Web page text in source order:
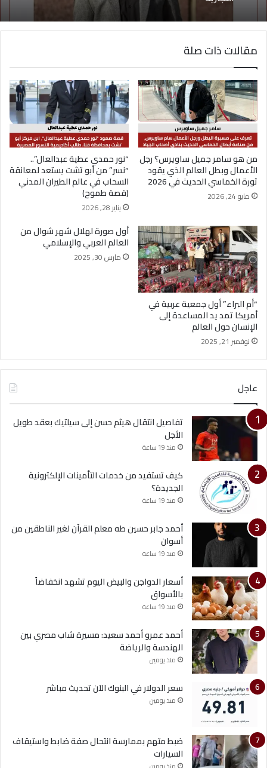
محمود ياسر زغلول.. رحلة شاب طموح جمع بين
تطوير الأعمال وريادة المشروعات وبناء العلامات
التجارية
مقالات ذات صلة
من هو سامر جميل ساويرس؟ رجل
الأعمال وبطل العالم الذي يقود
ثورة الخماسي الحديث في 2026
مايو 24, 2026
“نور حمدي عطية عبدالعال”..
“نسر” من أبو تشت يستعد لمعانقة
السحاب في عالم الطيران المدني
(قصة طموح)
يناير 28, 2026
“أم البراء” أول جمعية عربية في
أمريكا تمد يد المساعدة إلى
الإنسان حول العالم
نوفمبر 21, 2025
أول صورة لهلال شهر شوال من
العالم العربي والإسلامي
مارس 30, 2025
عاجل
تفاصيل انتقال هيثم حسن إلى سيلتيك بعقد طويل
الأجل
منذ 19 ساعة
كيف تستفيد من خدمات التأمينات الإلكترونية
الجديدة؟
منذ 19 ساعة
أحمد جابر حسين طه معلم القرآن لغير الناطقين من
أسوان
منذ 19 ساعة
أسعار الدواجن والبيض اليوم تشهد انخفاضاً
بالأسواق
منذ 19 ساعة
أحمد عمرو أحمد سعيد: مسيرة شاب مصري بين
الهندسة والرياضة
منذ يومين
سعر الدولار في البنوك الآن تحديث مباشر
منذ يومين
ضبط متهم بممارسة انتحال صفة ضابط واستيقاف
السيارات